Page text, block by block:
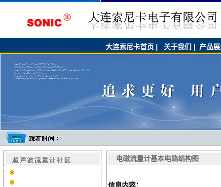
大连索尼卡首页| 关于我们 | 产品
电磁流量计基本电路结构图
信息内容：